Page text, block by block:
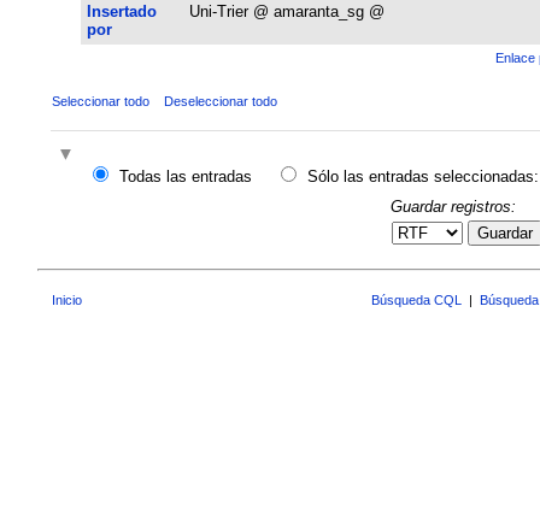
Insertado
por
Uni-Trier @ amaranta_sg @
Enlace
Seleccionar todo Deseleccionar todo
Todas las entradas
Sólo las entradas seleccionadas:
Guardar registros:
Guardar
Inicio Búsqueda CQL